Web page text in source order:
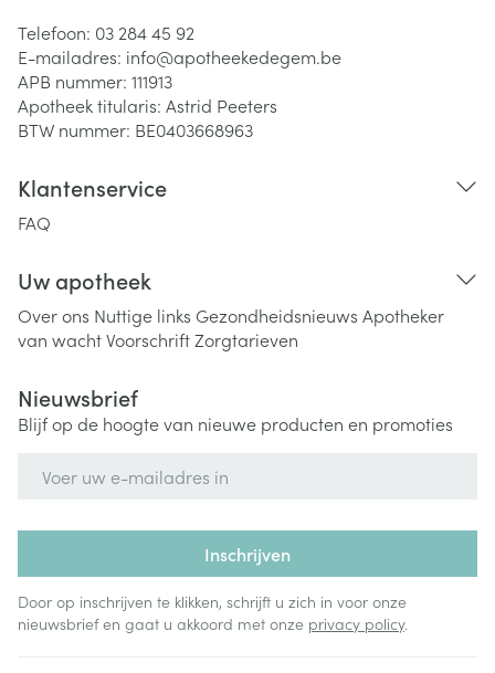
Telefoon: 03 284 45 92
E-mailadres: info@apotheekedegem.be
APB nummer: 111913
Apotheek titularis: Astrid Peeters
BTW nummer: BE0403668963
Klantenservice
FAQ
Uw apotheek
Over ons Nuttige links Gezondheidsnieuws Apotheker
van wachtVoorschriftZorgtarieven
Nieuwsbrief
Blijf op de hoogte van nieuwe producten en promoties
Inschrijven
Door op inschrijven te klikken, schrijft u zich in voor onze
nieuwsbrief en gaat u akkoord met onze privacy policy.